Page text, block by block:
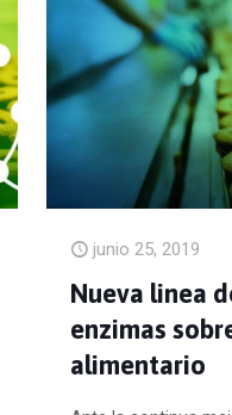
junio 25, 2019
Nueva linea
enzimas
alimentario